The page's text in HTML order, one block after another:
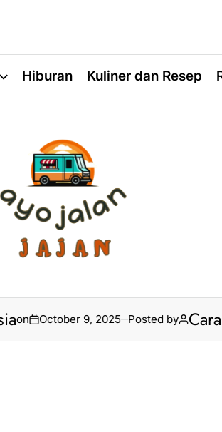
Hiburan Kuliner dan Resep
October 9, 2025 Posted by Cara